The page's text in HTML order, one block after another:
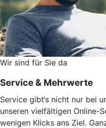
Wir sind für Sie da
Service & Mehrwerte
Service gibt‘s nicht nur bei
unseren vielfältigen Online-
wenigen Klicks ans Ziel.